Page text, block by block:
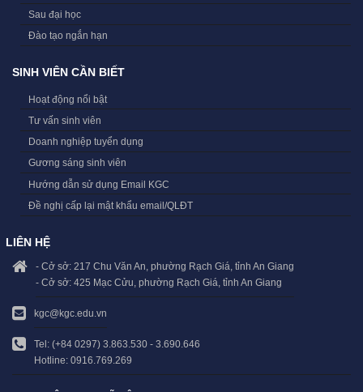
Sau đại học
Đào tạo ngắn hạn
SINH VIÊN CẦN BIẾT
Hoạt động nổi bật
Tư vấn sinh viên
Doanh nghiệp tuyển dụng
Gương sáng sinh viên
Hướng dẫn sử dụng Email KGC
Đề nghị cấp lại mật khẩu email/QLĐT
LIÊN HỆ
- Cở sở: 217 Chu Văn An, phường Rạch Giá, tỉnh An Giang
- Cở sở: 425 Mạc Cửu, phường Rạch Giá, tỉnh An Giang
kgc@kgc.edu.vn
Tel: (+84 0297) 3.863.530 - 3.690.646
Hotline: 0916.769.269